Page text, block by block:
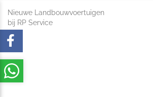
Nieuwe Landbouwvoertuigen
bij RP Service